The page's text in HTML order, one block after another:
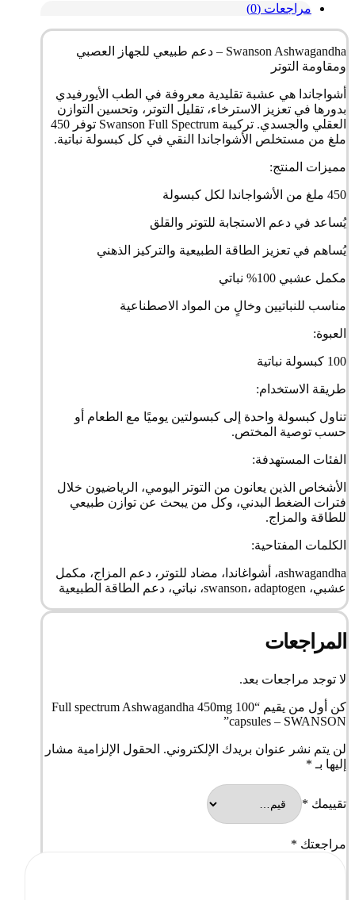
مراجعات (0)
Swanson Ashwagandha – دعم طبيعي للجهاز العصبي
ومقاومة التوتر
أشواجاندا هي عشبة تقليدية معروفة في الطب الأيورفيدي
بدورها في تعزيز الاسترخاء، تقليل التوتر، وتحسين التوازن
العقلي والجسدي. تركيبة Swanson Full Spectrum توفر 450
ملغ من مستخلص الأشواجاندا النقي في كل كبسولة نباتية.
مميزات المنتج:
450 ملغ من الأشواجاندا لكل كبسولة
يُساعد في دعم الاستجابة للتوتر والقلق
يُساهم في تعزيز الطاقة الطبيعية والتركيز الذهني
مكمل عشبي 100% نباتي
مناسب للنباتيين وخالٍ من المواد الاصطناعية
العبوة:
100 كبسولة نباتية
طريقة الاستخدام:
تناول كبسولة واحدة إلى كبسولتين يوميًا مع الطعام أو
حسب توصية المختص.
الفئات المستهدفة:
الأشخاص الذين يعانون من التوتر اليومي، الرياضيون خلال
فترات الضغط البدني، وكل من يبحث عن توازن طبيعي
للطاقة والمزاج.
الكلمات المفتاحية:
ashwagandha، أشواغاندا، مضاد للتوتر، دعم المزاج، مكمل
عشبي، swanson، adaptogen، نباتي، دعم الطاقة الطبيعية
المراجعات
لا توجد مراجعات بعد.
كن أول من يقيم “Full spectrum Ashwagandha 450mg 100
capsules – SWANSON”
لن يتم نشر عنوان بريدك الإلكتروني. الحقول الإلزامية مشار
إليها بـ *
تقييمك *
مراجعتك *